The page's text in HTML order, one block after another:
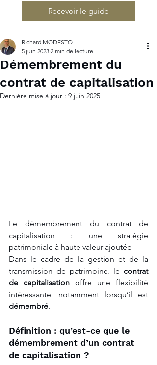
Recevoir le guide
Démembrement du
contrat de capitalisation
Richard MODESTO
5 juin 2023 2 min de lecture
Dernière mise à jour : 9 juin 2025
Le démembrement du contrat de
capitalisation : une stratégie
patrimoniale à haute valeur ajoutée
Dans le cadre de la gestion et de la
transmission de patrimoine, le contrat
de capitalisation offre une flexibilité
démembré.
Définition : qu’est-ce que le
démembrement d’un contrat
de capitalisation ?